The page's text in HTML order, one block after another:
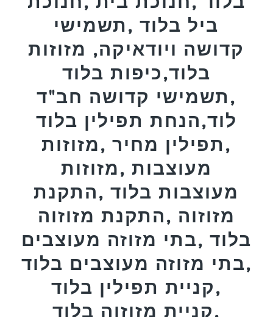
ביל בלוד ,תשמישי
קדושה ויודאיקה, מזוזות
בלוד,כיפות בלוד
,תשמישי קדושה חב"ד
לוד,הנחת תפילין בלוד
,תפילין מחיר ,מזוזות
מעוצבות ,מזוזות
מעוצבות בלוד ,התקנת
מזוזוה ,התקנת מזוזוה
בלוד ,בתי מזוזה מעוצבים
,בתי מזוזה מעוצבים בלוד
,קניית תפילין בלוד
,קניית מזוזוה בלוד